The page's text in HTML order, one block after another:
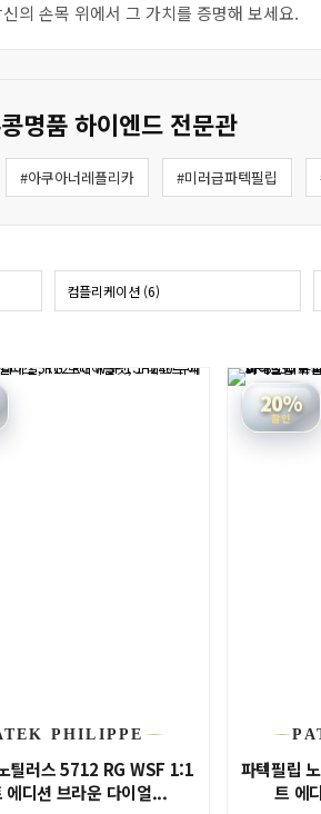
의 손목 위에서 그 가치를 증명해 보세요.
명품 하이엔드 전문관
#아쿠아너레플리카 #미러급파텍필립
컴플리케이션 (6)
PHILIPPE
틸러스 5712 RG WSF 1:1
에디션 브라운 다이얼...
20%
할인
파텍필립
트 에